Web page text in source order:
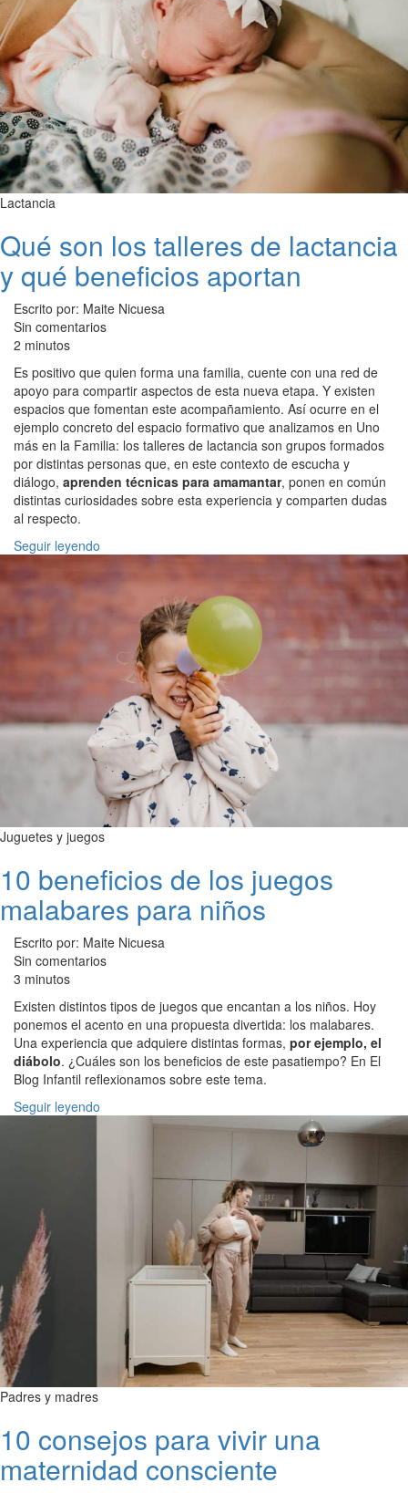
Lactancia
Qué son los talleres de lactancia
y qué beneficios aportan
Escrito por: Maite Nicuesa
Sin comentarios
2 minutos
Es positivo que quien forma una familia, cuente con una red de
apoyo para compartir aspectos de esta nueva etapa. Y existen
espacios que fomentan este acompañamiento. Así ocurre en el
ejemplo concreto del espacio formativo que analizamos en Uno
más en la Familia: los talleres de lactancia son grupos formados
por distintas personas que, en este contexto de escucha y
diálogo, aprenden técnicas para amamantar, ponen en común
distintas curiosidades sobre esta experiencia y comparten dudas
al respecto.
Seguir leyendo
Juguetes y juegos
10 beneficios de los juegos
malabares para niños
Escrito por: Maite Nicuesa
Sin comentarios
3 minutos
Existen distintos tipos de juegos que encantan a los niños. Hoy
ponemos el acento en una propuesta divertida: los malabares.
Una experiencia que adquiere distintas formas, por ejemplo, el
diábolo. ¿Cuáles son los beneficios de este pasatiempo? En El
Blog Infantil reflexionamos sobre este tema.
Seguir leyendo
Padres y madres
10 consejos para vivir una
maternidad consciente